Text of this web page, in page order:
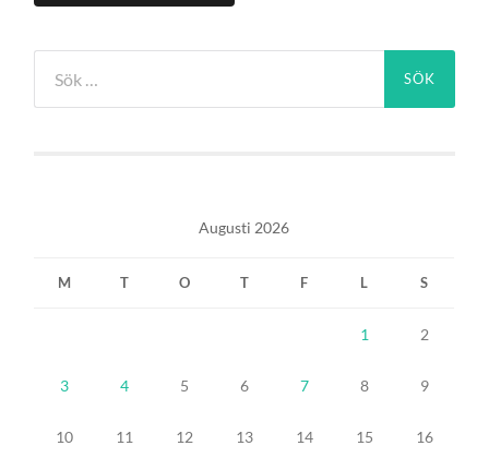
efter:
Augusti 2026
M T O T F L S
1 2
3 4 5 6 7 8 9
10 11 12 13 14 15 16